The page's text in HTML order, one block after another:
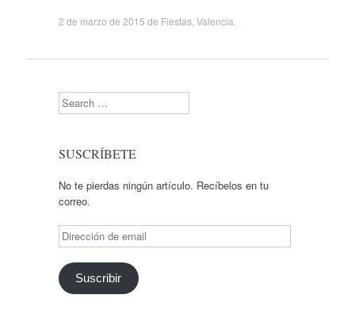
2 de marzo de 2015 de Fiestas, Valencia
Search
SUSCRÍBETE
No te pierdas ningún artículo. Recíbelos en tu
correo.
Dirección
de
email
Suscribir